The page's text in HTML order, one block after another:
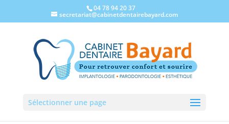
04 78 94 20 37
secretariat@cabinetdentairebayard.com
Sélectionner une page